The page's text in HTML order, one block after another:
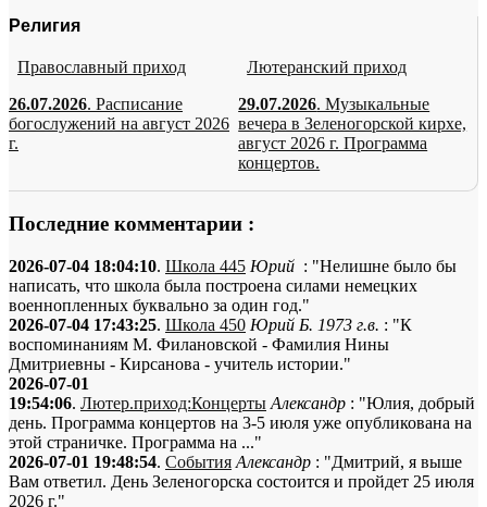
Религия
Православный приход
26.07.2026. Расписание
богослужений на август 2026
г.
Лютеранский приход
29.07.2026. Музыкальные
вечера в Зеленогорской кирхе,
август 2026 г. Программа
концертов.
Последние комментарии :
2026-07-04 18:04:10. Школа 445 Юрий : "Нелишне было бы
написать, что школа была построена силами немецких
военнопленных буквально за один год."
2026-07-04 17:43:25. Школа 450 Юрий Б. 1973 г.в. : "К
воспоминаниям М. Филановской - Фамилия Нины
Дмитриевны - Кирсанова - учитель истории."
2026-07-01
19:54:06. Лютер.приход:Концерты Александр : "Юлия, добрый
день. Программа концертов на 3-5 июля уже опубликована на
этой страничке. Программа на ..."
2026-07-01 19:48:54. События Александр : "Дмитрий, я выше
Вам ответил. День Зеленогорска состоится и пройдет 25 июля
2026 г."